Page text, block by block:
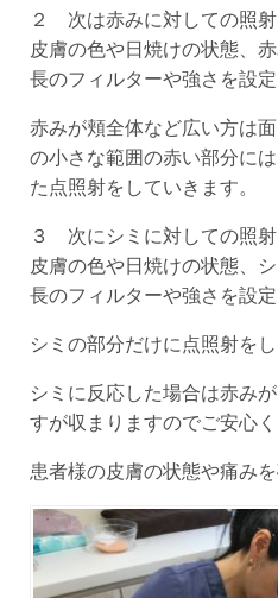
２ 次は赤みに対しての照
皮膚の色や日焼けの状態、
長のフィルターや強さを設定
赤みが頬全体など広い方は
の小さな範囲の赤い部分に
た点照射をしていきます。
３ 次にシミに対しての照
皮膚の色や日焼けの状態、
長のフィルターや強さを設定
シミの部分だけに点照射をし
シミに反応した場合は赤み
すが収まりますのでご安心く
患者様の皮膚の状態や痛みを